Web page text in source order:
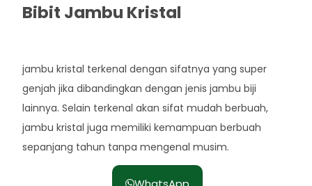
Bibit Jambu Kristal
jambu kristal terkenal dengan sifatnya yang super
genjah jika dibandingkan dengan jenis jambu biji
lainnya. Selain terkenal akan sifat mudah berbuah,
jambu kristal juga memiliki kemampuan berbuah
sepanjang tahun tanpa mengenal musim.